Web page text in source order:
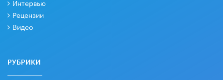
Интервью
Рецензии
Видео
РУБРИКИ